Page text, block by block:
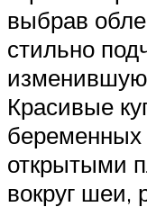
выбрав
стильно
Красивые
беременных
открытыми
вокруг шеи,